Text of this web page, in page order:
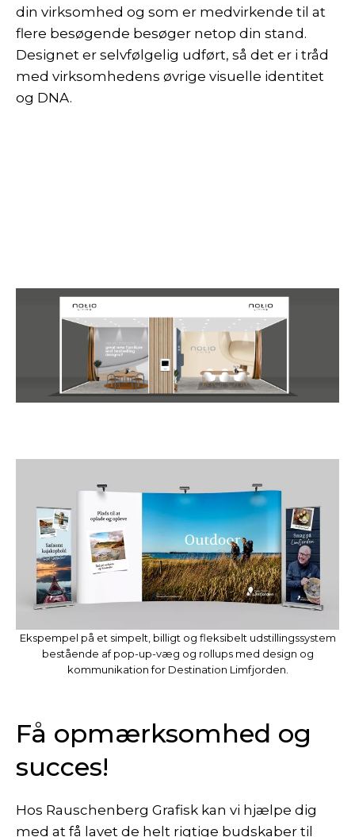
din virksomhed og som er medvirkende til at
flere besøgende besøger netop din stand.
Designet er selvfølgelig udført, så det er i tråd
med virksomhedens øvrige visuelle identitet
og DNA.
Ekspempel på et simpelt, billigt og fleksibelt udstillingssystem
bestående af pop-up-væg og rollups med design og
kommunikation for Destination Limfjorden
Få opmærksomhed og
succes!
Hos Rauschenberg Grafisk kan vi hjælpe dig
med at få lavet de helt rigtige budskaber til